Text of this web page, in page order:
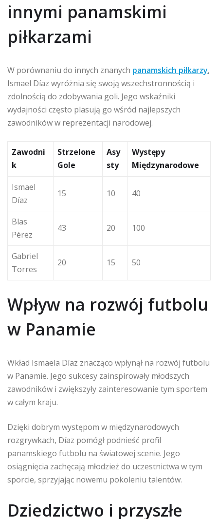
innymi panamskimi
piłkarzami
W porównaniu do innych znanych panamskich piłkarzy,
Ismael Díaz wyróżnia się swoją wszechstronnością i
zdolnością do zdobywania goli. Jego wskaźniki
wydajności często plasują go wśród najlepszych
zawodników w reprezentacji narodowej.
Zawodni
k
Strzelone
Gole
Asy
sty
Występy
Międzynarodowe
Ismael
Díaz
15 10 40
Blas
Pérez
43 20 100
Gabriel
Torres
20 15 50
Wpływ na rozwój futbolu
w Panamie
Wkład Ismaela Díaz znacząco wpłynął na rozwój futbolu
w Panamie. Jego sukcesy zainspirowały młodszych
zawodników i zwiększyły zainteresowanie tym sportem
w całym kraju.
Dzięki dobrym występom w międzynarodowych
rozgrywkach, Díaz pomógł podnieść profil
panamskiego futbolu na światowej scenie. Jego
osiągnięcia zachęcają młodzież do uczestnictwa w tym
sporcie, sprzyjając nowemu pokoleniu talentów.
Dziedzictwo i przyszłe